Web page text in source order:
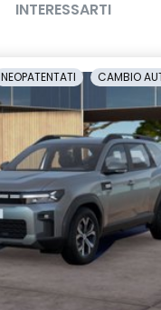
INTERESSARTI
NEOPATENTATI CAMBIO